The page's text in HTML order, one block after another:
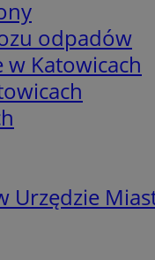
odpadów
w Katowicach
Urzędzie